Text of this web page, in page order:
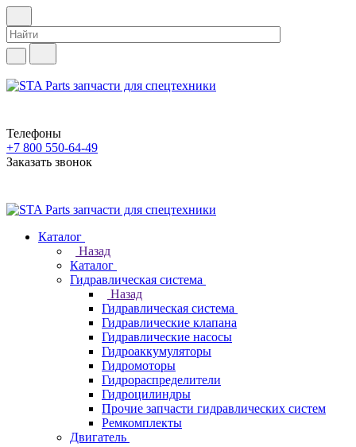
Телефоны
+7 800 550-64-49
Заказать звонок
Каталог
Назад
Каталог
Гидравлическая система
Назад
Гидравлическая система
Гидравлические клапана
Гидравлические насосы
Гидроаккумуляторы
Гидромоторы
Гидрораспределители
Гидроцилиндры
Прочие запчасти гидравлических систем
Ремкомплекты
Двигатель